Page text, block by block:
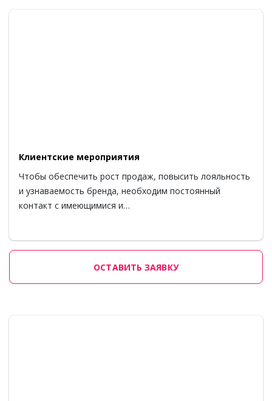
Клиентские мероприятия
Чтобы обеспечить рост продаж, повысить лояльность
и узнаваемость бренда, необходим постоянный
контакт с имеющимися и…
ОСТАВИТЬ ЗАЯВКУ